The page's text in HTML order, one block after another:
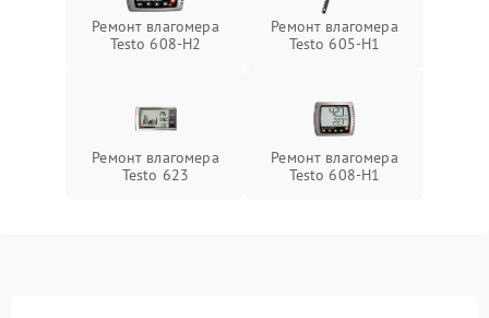
Ремонт влагомера
Testo 608-H2
Ремонт влагомера
Testo 605-H1
Ремонт влагомера
Testo 623
Ремонт влагомера
Testo 608-H1